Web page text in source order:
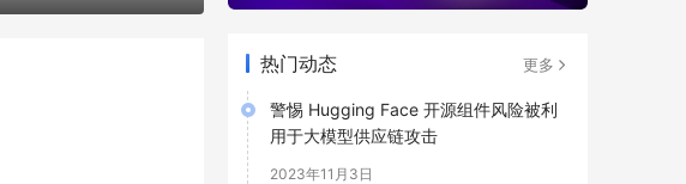
热门动态 更多
警惕 Hugging Face 开源组件风险被利
用于大模型供应链攻击
2023年11月3日